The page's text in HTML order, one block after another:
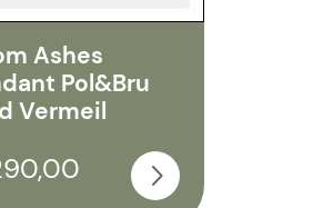
Ashes
Pol&Bru
Vermeil